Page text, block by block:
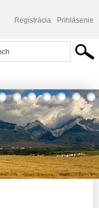
Registrácia Prihlásenie